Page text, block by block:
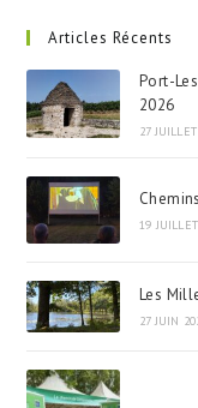
Articles Récents
Port-
2026
27
19
Les
27 JUIN